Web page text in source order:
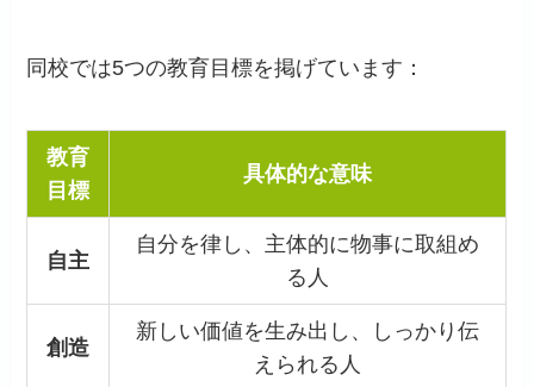
同校では5つの教育目標を掲げています：
教育
目標
具体的な意味
自主
自分を律し、主体的に物事に取組め
る人
創造
新しい価値を生み出し、しっかり伝
えられる人